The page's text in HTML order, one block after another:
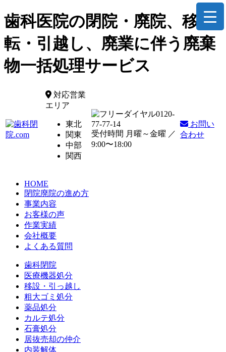
歯科医院の閉院・廃院、移
転・引越し、廃業に伴う廃棄
物一括処理サービス
対応営業
エリア
東北
関東
中部
関西
0120-
77-77-14
受付時間 月曜～金曜 ／
9:00〜18:00
お問い
合わせ
HOME
閉院廃院の進め方
事業内容
お客様の声
作業実績
会社概要
よくある質問
歯科閉院
医療機器処分
移設・引っ越し
粗大ゴミ処分
薬品処分
カルテ処分
石膏処分
居抜売却の仲介
内装解体